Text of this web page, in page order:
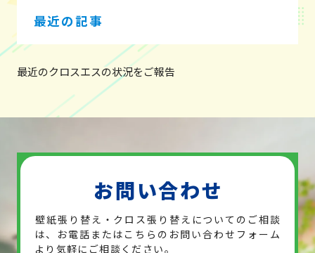
最近の記事
最近のクロスエスの状況をご報告
お問い合わせ
壁紙張り替え・クロス張り替えについてのご相談
は、お電話または こちらのお問い合わせフォーム
より気軽にご相談ください。